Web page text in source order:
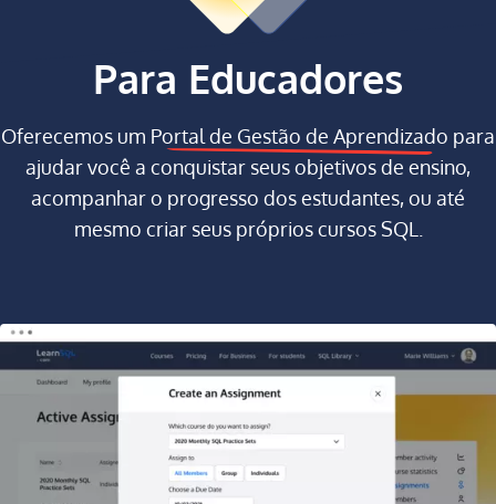
Para Educadores
Oferecemos um Portal de Gestão de Aprendizado para
ajudar você a conquistar seus objetivos de ensino,
acompanhar o progresso dos estudantes, ou até
mesmo criar seus próprios cursos SQL.